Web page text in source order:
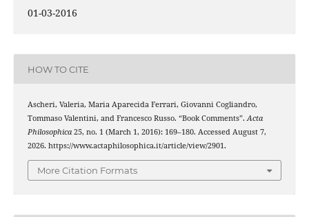
01-03-2016
HOW TO CITE
Ascheri, Valeria, Maria Aparecida Ferrari, Giovanni Cogliandro,
Tommaso Valentini, and Francesco Russo. “Book Comments”.Acta
Philosophica25, no. 1 (March 1, 2016): 169–180. Accessed August 7,
2026. https://www.actaphilosophica.it/article/view/2901.
More Citation Formats